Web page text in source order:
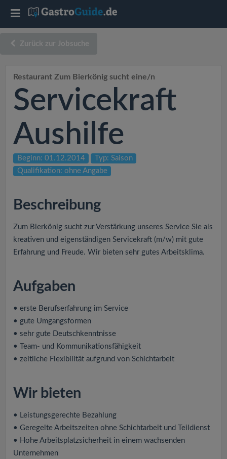
Zurück zur Jobsuche
Restaurant Zum Bierkönig sucht eine/n
Servicekraft
Aushilfe
Beginn: 01.12.2014
Typ: Saison
Qualifikation: ohne Angabe
Beschreibung
Zum Bierkönig sucht zur Verstärkung unseres Service Sie als
kreativen und eigenständigen Servicekraft (m/w) mit gute
Erfahrung und Freude. Wir bieten sehr gutes Arbeitsklima.
Aufgaben
• erste Berufserfahrung im Service
• gute Umgangsformen
• sehr gute Deutschkenntnisse
• Team- und Kommunikationsfähigkeit
• zeitliche Flexibilität aufgrund von Schichtarbeit
Wir bieten
• Leistungsgerechte Bezahlung
• Geregelte Arbeitszeiten ohne Schichtarbeit und Teildienst
• Hohe Arbeitsplatzsicherheit in einem wachsenden
Unternehmen
T
o
g
n
a
v
i
g
a
t
i
o
n